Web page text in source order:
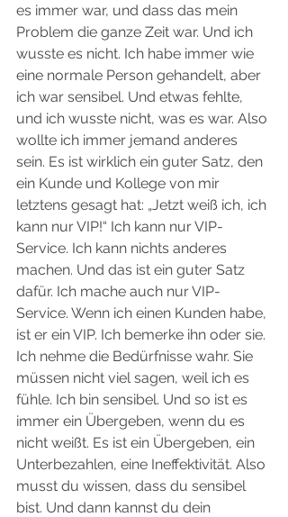
es immer war, und dass das mein
Problem die ganze Zeit war. Und ich
wusste es nicht. Ich habe immer wie
eine normale Person gehandelt, aber
ich war sensibel. Und etwas fehlte,
und ich wusste nicht, was es war. Also
wollte ich immer jemand anderes
sein. Es ist wirklich ein guter Satz, den
ein Kunde und Kollege von mir
letztens gesagt hat: „Jetzt weiß ich, ich
kann nur VIP!“ Ich kann nur VIP-
Service. Ich kann nichts anderes
machen. Und das ist ein guter Satz
dafür. Ich mache auch nur VIP-
Service. Wenn ich einen Kunden habe,
ist er ein VIP. Ich bemerke ihn oder sie.
Ich nehme die Bedürfnisse wahr. Sie
müssen nicht viel sagen, weil ich es
fühle. Ich bin sensibel. Und so ist es
immer ein Übergeben, wenn du es
nicht weißt. Es ist ein Übergeben, ein
Unterbezahlen, eine Ineffektivität. Also
musst du wissen, dass du sensibel
bist. Und dann kannst du dein